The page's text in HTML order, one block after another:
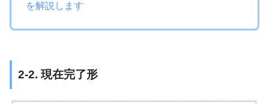
を解説します
2-2. 現在完了形